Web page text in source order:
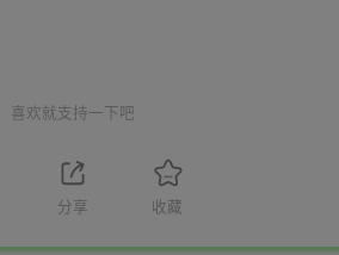
喜欢就支持一下吧
分享 收藏